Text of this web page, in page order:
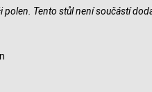
Tento stůl není součástí